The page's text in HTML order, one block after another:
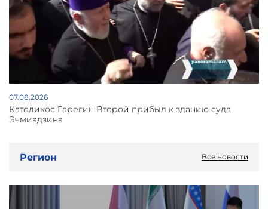
07.08.2026
Католикос Гарегин Второй прибыл к зданию суда
Эчмиадзина
Регион Все новости